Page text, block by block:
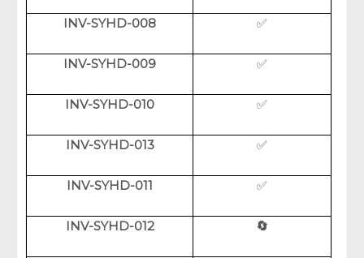
INV-SYHD-008 ✅
INV-SYHD-009 ✅
INV-SYHD-010 ✅
INV-SYHD-013 ✅
INV-SYHD-011 ✅
INV-SYHD-012 🔄